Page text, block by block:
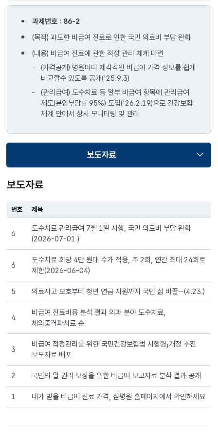
그동안
건강보험이
안되는
비싸지거나
필요
늘어나지
병원마다
비급여
가격을
쉽게
수
있도록
공개했어요.
또한
도수치료처럼
일부
비급여
필요한
경우에만
관리하는
새로
과제번호 : 86-2
(목적) 과도한 비급여 진료로 인한 국민 의료비 부담 완화
(내용) 비급여 진료에 관한 적정 관리 체계 마련
(가격공개) 병원마다 제각각인 비급여 가격 정보를 쉽게
비교할수 있도록 공개('25.9.3)
(관리급여) 도수치료 등 일부 비급여 항목에 관리급여
제도(본인부담률 95%) 도입('26.2.19)으로 건강보험
체계 안에서 상시 모니터링 및 관리
보도자료
선택됨
보도자료
번호 제목
6
도수치료 관리급여 7월 1일 시행, 국민 의료비 부담 완화
(2026-07-01 )
6
도수치료 회당 4만 원대 수가 적용, 주 2회, 연간 최대 24회로
제한(2026-06-04)
5 의료사고 보호부터 청년 연금 지원까지 국민 삶 바꿀…(4.23.)
4
비급여 진료비용 분석 결과 의과 분야 도수치료,
체외충격파치료 순
3
비급여 적정관리를 위한「국민건강보험법 시행령」개정 추진
보도자료 배포
2 국민의 알 권리 보장을 위한 비급여 보고자료 분석 결과 공개
1 내가 받을 비급여 진료 가격, 심평원 홈페이지에서 확인하세요